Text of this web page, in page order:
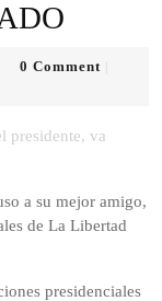
0 Comment
presidente, va
a su mejor amigo,
de La Libertad
presidenciales